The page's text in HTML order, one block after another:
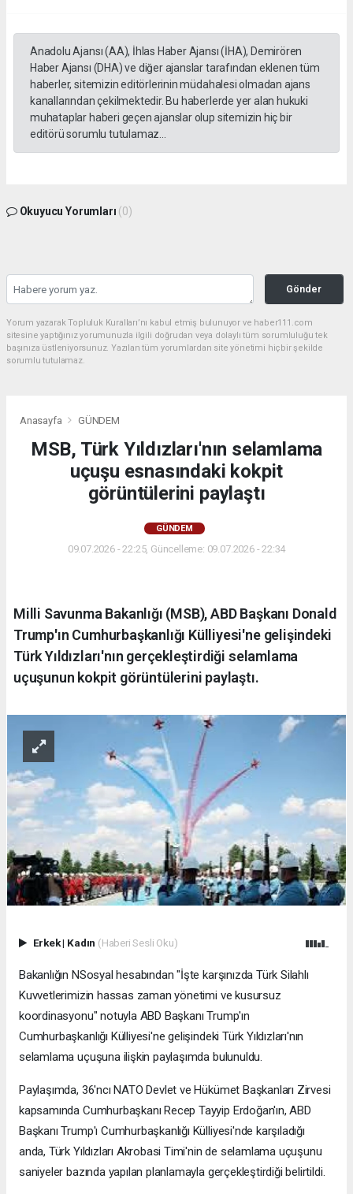
Anadolu Ajansı (AA), İhlas Haber Ajansı (İHA), Demirören
Haber Ajansı (DHA) ve diğer ajanslar tarafından eklenen tüm
haberler, sitemizin editörlerinin müdahalesi olmadan ajans
kanallarından çekilmektedir. Bu haberlerde yer alan hukuki
muhataplar haberi geçen ajanslar olup sitemizin hiç bir
editörü sorumlu tutulamaz...
Okuyucu Yorumları (0)
Gönder
Yorum yazarak Topluluk Kuralları’nı kabul etmiş bulunuyor ve haber111.com
sitesine yaptığınız yorumunuzla ilgili doğrudan veya dolaylı tüm sorumluluğu tek
başınıza üstleniyorsunuz. Yazılan tüm yorumlardan site yönetimi hiçbir şekilde
sorumlu tutulamaz.
Anasayfa GÜNDEM
MSB, Türk Yıldızları'nın selamlama
uçuşu esnasındaki kokpit
görüntülerini paylaştı
GÜNDEM
09.07.2026 - 22:25, Güncelleme: 09.07.2026 - 22:34
Milli Savunma Bakanlığı (MSB), ABD Başkanı Donald
Trump'ın Cumhurbaşkanlığı Külliyesi'ne gelişindeki
Türk Yıldızları'nın gerçekleştirdiği selamlama
uçuşunun kokpit görüntülerini paylaştı.
Erkek| Kadın (Haberi Sesli Oku)
Bakanlığın NSosyal hesabından "İşte karşınızda Türk Silahlı
Kuvvetlerimizin hassas zaman yönetimi ve kusursuz
koordinasyonu" notuyla ABD Başkanı Trump'ın
Cumhurbaşkanlığı Külliyesi'ne gelişindeki Türk Yıldızları'nın
selamlama uçuşuna ilişkin paylaşımda bulunuldu.
Paylaşımda, 36'ncı NATO Devlet ve Hükümet Başkanları Zirvesi
kapsamında Cumhurbaşkanı Recep Tayyip Erdoğan'ın, ABD
Başkanı Trump'ı Cumhurbaşkanlığı Külliyesi'nde karşıladığı
anda, Türk Yıldızları Akrobasi Timi'nin de selamlama uçuşunu
saniyeler bazında yapılan planlamayla gerçekleştirdiği belirtildi.